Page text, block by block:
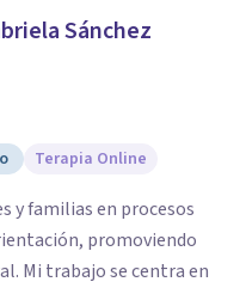
Sánchez
Terapia Online
y familias en procesos
promoviendo
en